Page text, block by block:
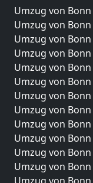
Umzug von
Umzug von
Umzug von
Umzug von
Umzug von
Umzug von
Umzug von
Umzug von
Umzug von
Umzug von Bonn
Umzug von
Umzug von